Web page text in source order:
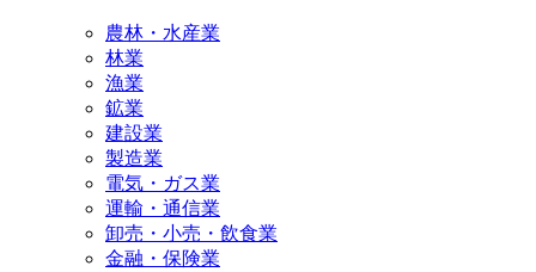
農林・水産業
林業
漁業
鉱業
建設業
製造業
電気・ガス業
運輸・通信業
卸売・小売・飲食業
金融・保険業